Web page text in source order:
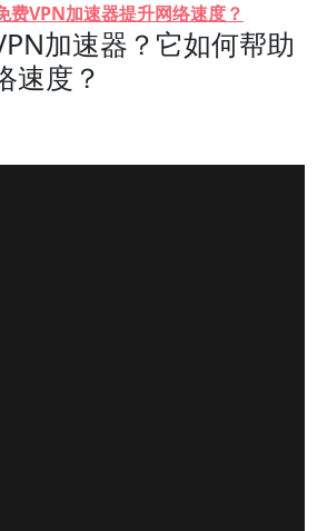
费VPN加速器提升网络速度？
加速器？它如何帮助
速度？